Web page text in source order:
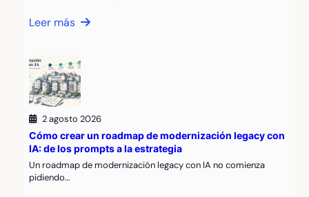
Leer más
2 agosto 2026
Cómo crear un roadmap de modernización legacy con
IA: de los prompts a la estrategia
Un roadmap de modernización legacy con IA no comienza
pidiendo…